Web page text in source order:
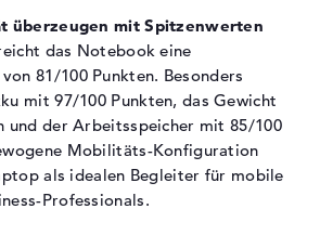
60 Hz
Display, entspiegelt, LED-
Hintergrundbeleuchtung, IPS
Panel, 45% NTSC
microSD
überzeugen mit Spitzenwerten
das Notebook eine
81/100 Punkten. Besonders
mit 97/100 Punkten, das Gewicht
und der Arbeitsspeicher mit 85/100
Mobilitäts-Konfiguration
als idealen Begleiter für mobile
Professionals.